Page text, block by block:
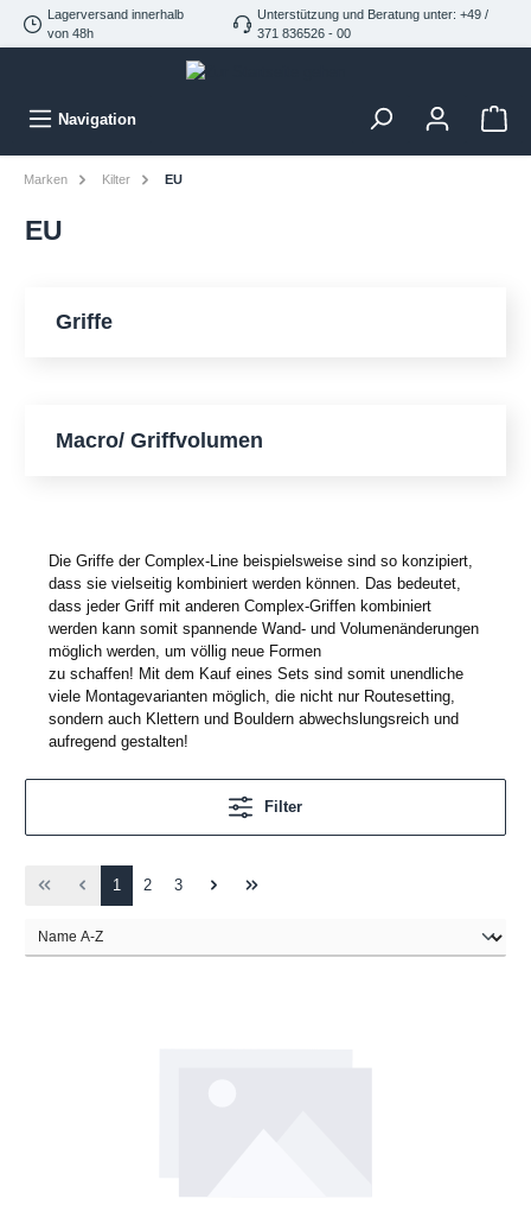
Lagerversand innerhalb
von 48h
Unterstützung und Beratung unter: +49 /
371 836526 - 00
Navigation
Marken Kilter EU
EU
Griffe
Macro/ Griffvolumen
Die Griffe der Complex-Line beispielsweise sind so konzipiert,
dass sie vielseitig kombiniert werden können. Das bedeutet,
dass jeder Griff mit anderen Complex-Griffen kombiniert
werden kann somit spannende Wand- und Volumenänderungen
möglich werden, um vö llig neue Formen
zu schaffen! Mit dem Kauf eines Sets sind somit unendliche
viele Montagevarianten möglich, die nicht nur Routesetting,
sondern auch Klettern und Bouldern abwechslungsreich und
aufregend gestalten!
Filter
1 2 3